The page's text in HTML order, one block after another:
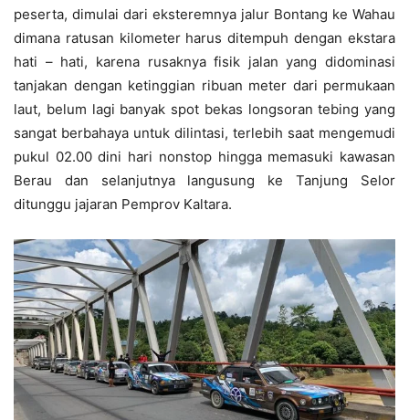
peserta, dimulai dari eksteremnya jalur Bontang ke Wahau
dimana ratusan kilometer harus ditempuh dengan ekstara
hati – hati, karena rusaknya fisik jalan yang didominasi
tanjakan dengan ketinggian ribuan meter dari permukaan
laut, belum lagi banyak spot bekas longsoran tebing yang
sangat berbahaya untuk dilintasi, terlebih saat mengemudi
pukul 02.00 dini hari nonstop hingga memasuki kawasan
Berau dan selanjutnya langusung ke Tanjung Selor
ditunggu jajaran Pemprov Kaltara.